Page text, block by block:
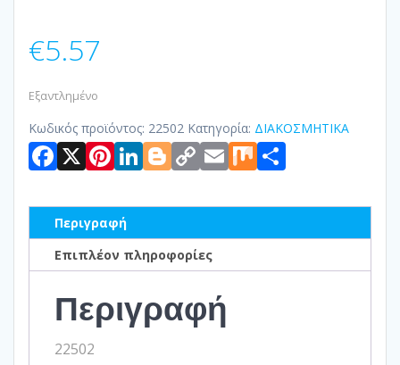
€5.57
Εξαντλημένο
Κωδικός προϊόντος: 22502 Κατηγορία: ΔΙΑΚΟΣΜΗΤΙΚΑ
Facebook
X Pinterest
LinkedIn
Blogger
Copy
Link
Email
Mix
Περιγραφή
Επιπλέον πληροφορίες
Περιγραφή
22502